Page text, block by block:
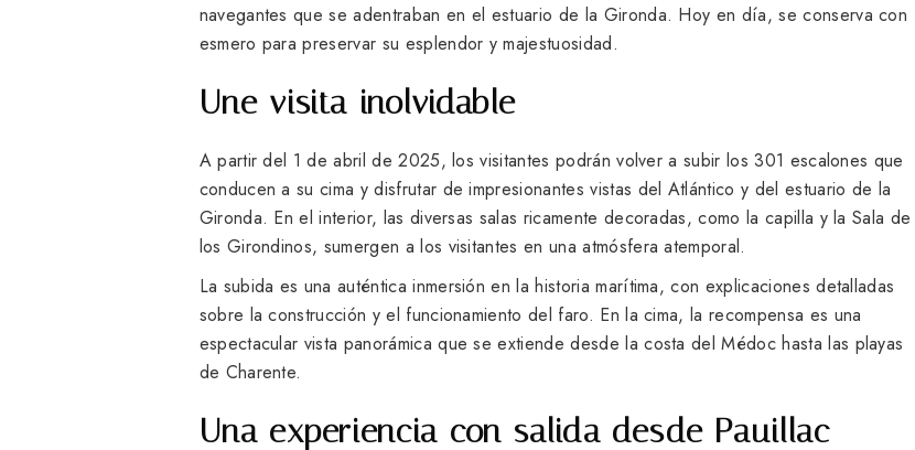
navegantes que se adentraban en el estuario de la Gironda. Hoy en día, se conserva con
esmero para preservar su esplendor y majestuosidad.
Une visita inolvidable
A partir del 1 de abril de 2025, los visitantes podrán volver a subir los 301 escalones que
conducen a su cima y disfrutar de impresionantes vistas del Atlántico y del estuario de la
Gironda. En el interior, las diversas salas ricamente decoradas, como la capilla y la Sala de
los Girondinos, sumergen a los visitantes en una atmósfera atemporal.
La subida es una auténtica inmersión en la historia marítima, con explicaciones detalladas
sobre la construcción y el funcionamiento del faro. En la cima, la recompensa es una
espectacular vista panorámica que se extiende desde la costa del Médoc hasta las playas
de Charente.
Una experiencia con salida desde Pauillac